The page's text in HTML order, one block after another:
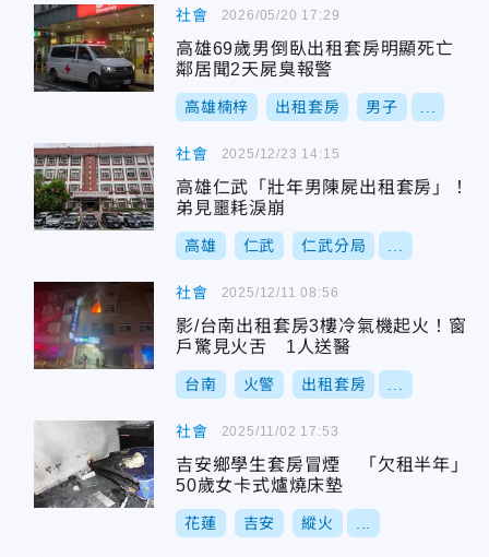
社會
高雄69歲男倒臥出租套房明顯死亡
鄰居聞2天屍臭報警
高雄楠梓 出租套房 男子
2026/05/20 17:29
社會
高雄仁武「壯年男陳屍出租套房」！
弟見噩耗淚崩
高雄 仁武 仁武分局
2025/12/23 14:15
社會
影/台南出租套房3樓冷氣機起火！窗
戶驚見火舌 1人送醫
台南 火警 出租套房
2025/12/11 08:56
社會
吉安鄉學生套房冒煙 「欠租半年」
50歲女卡式爐燒床墊
花蓮 吉安 縱火
2025/11/02 17:53